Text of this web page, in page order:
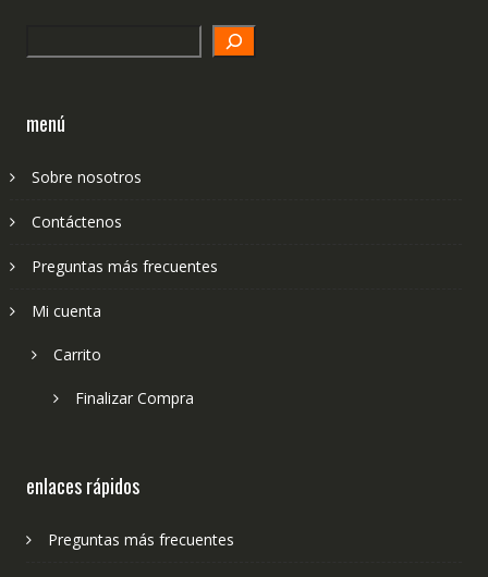
menú
Sobre nosotros
Contáctenos
Preguntas más frecuentes
Mi cuenta
Carrito
Finalizar Compra
enlaces rápidos
Preguntas más frecuentes